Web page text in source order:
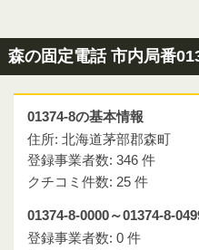
森の固定電話 市内局番
01374-8の基本情報
住所: 北海道茅部郡森町
登録事業者数: 346 件
クチコミ件数: 25 件
01374-8-0000～01374-8-
登録事業者数: 0 件